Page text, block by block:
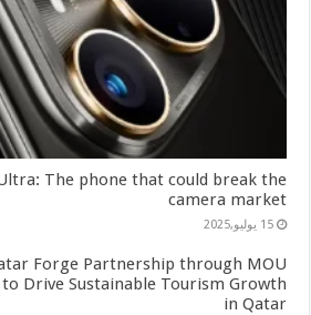
The phone that could break the
camera market
15 يوليو,2025
Forge Partnership through MOU
Drive Sustainable Tourism Growth
in Qatar